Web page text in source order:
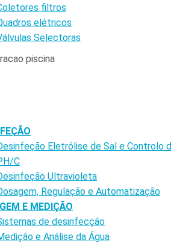
filtros
elétricos
Selectoras
Eletrólise de Sal e Controlo
C
Ultravioleta
Regulação e Automatização
E MEDIÇÃO
de desinfecção
e Análise da Água